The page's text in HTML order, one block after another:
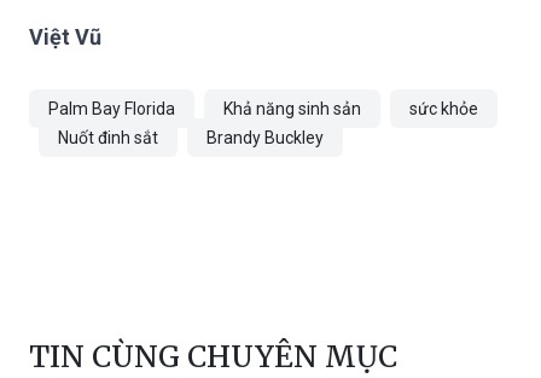
Việt Vũ
Palm Bay Florida Khả năng sinh sản
sức khỏe
Nuốt đinh sắt
Brandy Buckley
TIN CÙNG CHUYÊN MỤC